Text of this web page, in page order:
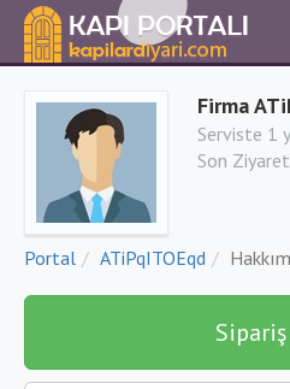
Firma
Serviste 1
Son
Portal ATiPqITOEqd